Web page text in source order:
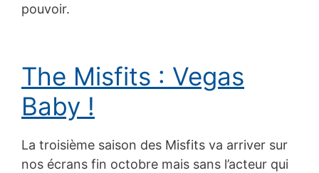
pouvoir.
The Misfits : Vegas
Baby !
La troisième saison des Misfits va arriver sur
nos écrans fin octobre mais sans l’acteur qui